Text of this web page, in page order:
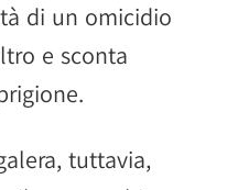
di un omicidio
e sconta
tuttavia,